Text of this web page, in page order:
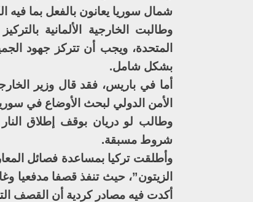
شمال سوريا يعانون بالفعل بما فيه
وطالبت الخارجية الألمانية
المتحدة، ويجب أن تتركز جهود
بشكل شامل.
أما في باريس، فقد قال وزير
الأمن الدولي لبحث الأوضاع في
وطالب لو دريان بوقف إطلاق
شروط مسبقة.
وأطلقت تركيا بمساعدة فصائل
الزيتون”، حيث تنفذ قصفا مدفعيا
أكدت فيه مصادر كردية أن القصف